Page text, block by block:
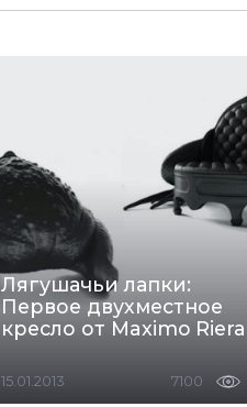
Лягушачьи лапки:
Первое двухместное
кресло от Maximo Riera
15.01.2013 7100